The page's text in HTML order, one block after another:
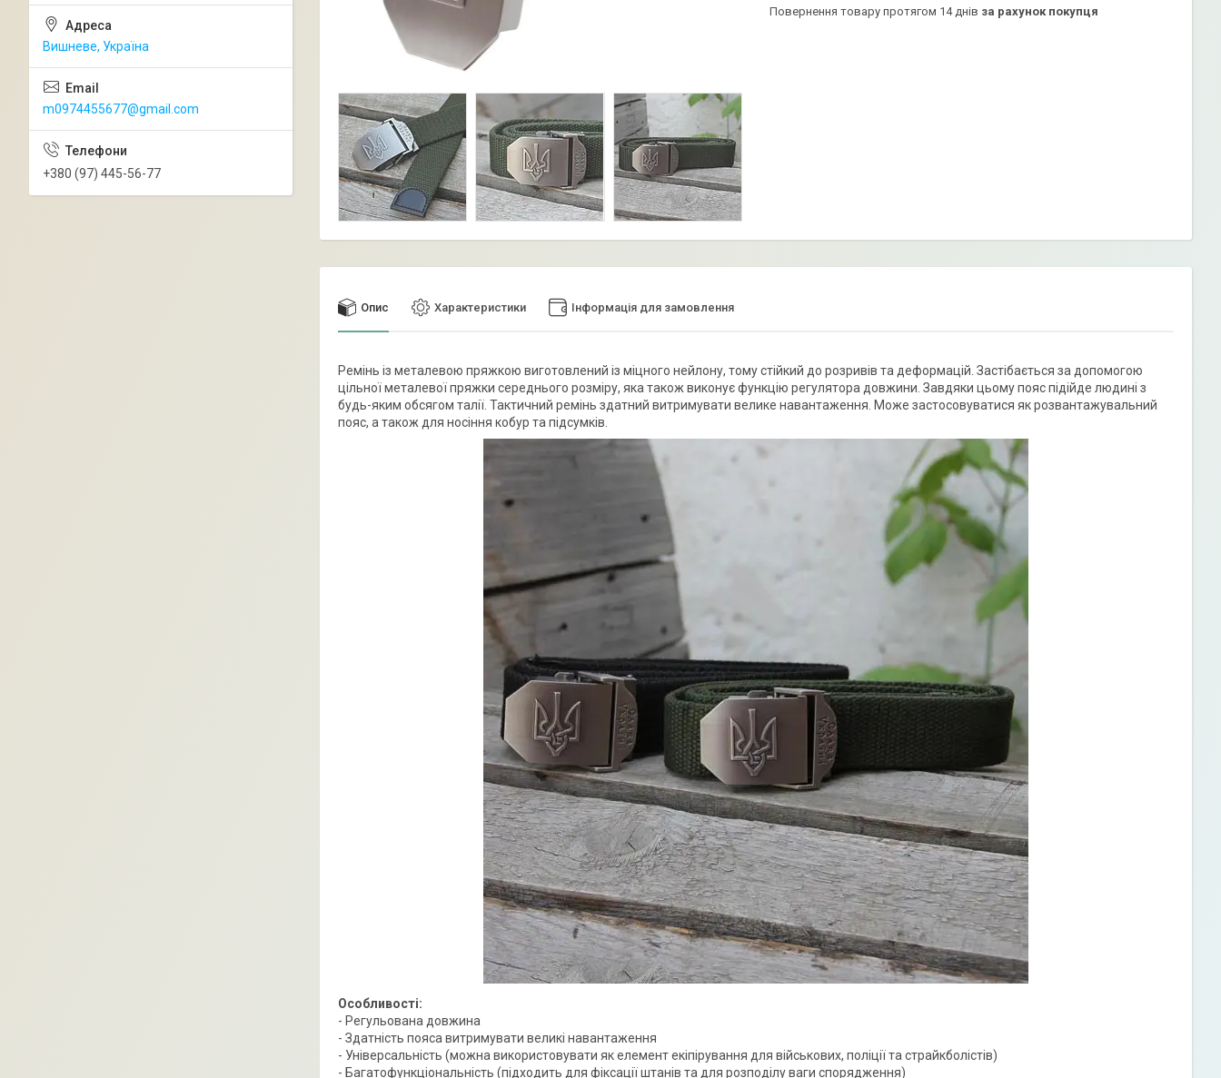
повернення товару протягом 14 днів за рахунок покупця
Опис Характеристики Інформація для замовлення
Ремінь із металевою пряжкою виготовлений із міцного нейлону, тому стійкий до розривів та деформацій. Застібається за допомогою
цільної металевої пряжки середнього розміру, яка також виконує функцію регулятора довжини. Завдяки цьому пояс підійде людині з
будь-яким обсягом талії. Тактичний ремінь здатний витримувати велике навантаження. Може застосовуватися як розвантажувальний
пояс, а також для носіння кобур та підсумків.
Особливості:
- Регульована довжина
- Здатність пояса витримувати великі навантаження
- Універсальність (можна використовувати як елемент екіпірування для військових, поліції та страйкболістів)
- Багатофункціональність (підходить для фіксації штанів та для розподілу ваги спорядження)
Вишневе, Україна
m0974455677@gmail.com
+380 (97) 445-56-77